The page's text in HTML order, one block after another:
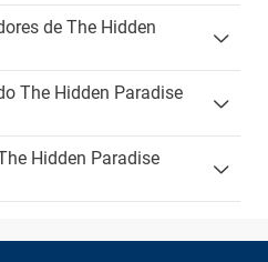
de The Hidden
The Hidden Paradise
Hidden Paradise